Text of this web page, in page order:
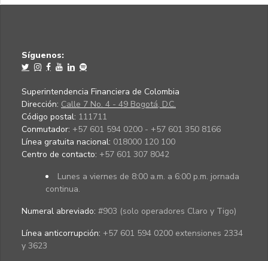
Síguenos:
Superintendencia Financiera de Colombia
Dirección: Calle 7 No. 4 - 49 Bogotá, D.C.
Código postal: 111711
Conmutador: +57 601 594 0200 - +57 601 350 8166
Línea gratuita nacional: 018000 120 100
Centro de contacto: +57 601 307 8042
Lunes a viernes de 8:00 a.m. a 6:00 p.m. jornada
continua.
Numeral abreviado: #903 (solo operadores Claro y Tigo)
Línea anticorrupción: +57 601 594 0200 extensiones 2334
y 3623